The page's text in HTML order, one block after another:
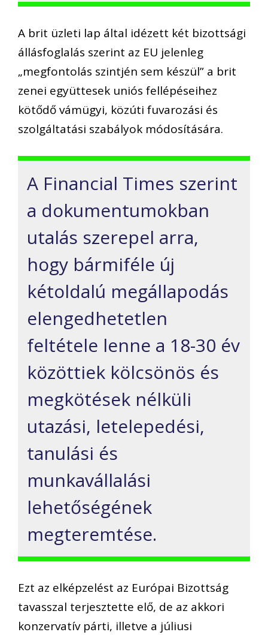
A brit üzleti lap által idézett két bizottsági
állásfoglalás szerint az EU jelenleg
„megfontolás szintjén sem készül” a brit
zenei együttesek uniós fellépéseihez
kötődő vámügyi, közúti fuvarozási és
szolgáltatási szabályok módosítására.
A Financial Times szerint
a dokumentumokban
utalás szerepel arra,
hogy bármiféle új
kétoldalú megállapodás
elengedhetetlen
feltétele lenne a 18-30 év
közöttiek kölcsönös és
megkötések nélküli
utazási, letelepedési,
tanulási és
munkavállalási
lehetőségének
megteremtése.
Ezt az elképzelést az Európai Bizottság
tavasszal terjesztette elő, de az akkori
konzervatív párti, illetve a júliusi